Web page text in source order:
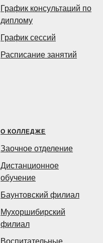
График консультаций по
диплому
График сессий
Расписание занятий
О КОЛЛЕДЖЕ
Заочное отделение
Дистанционное
обучение
Баунтовский филиал
Мухоршибирский
филиал
Воспитательные